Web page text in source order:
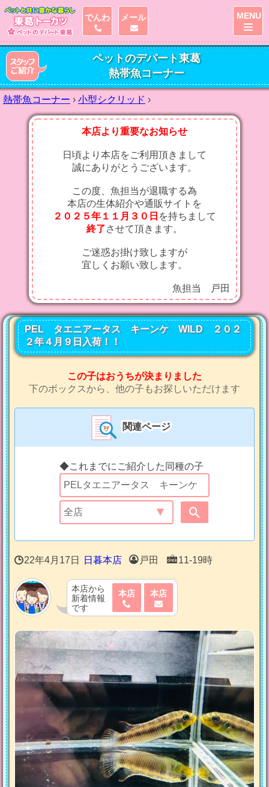
ペットのデパート東葛
熱帯魚コーナー
熱帯魚コーナー › 小型シクリッド ›
本店より重要なお知らせ
日頃より本店をご利用頂きまして
誠にありがとうございます。
この度、魚担当が退職する為
本店の生体紹介や通販サイトを
２０２５年１１月３０日 を持ちまして
終了させて頂きます。
ご迷惑お掛け致しますが
宜しくお願い致します。
魚担当 戸田
PEL タエニアータス キーンケ WILD ２０２
２年４月９日入荷！！
この子はおうちが決まりました
下のボックスから、他の子もお探しいただけます
関連ページ
◆これまでにご紹介した同種の子
22年4月17日 日暮本店 戸田 11-19時
本店から
新着情報
です
本店 本店
でんわ メール MENU